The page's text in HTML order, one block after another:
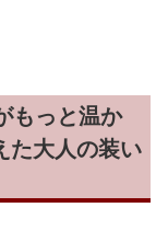
もっと温か
た大人の装い